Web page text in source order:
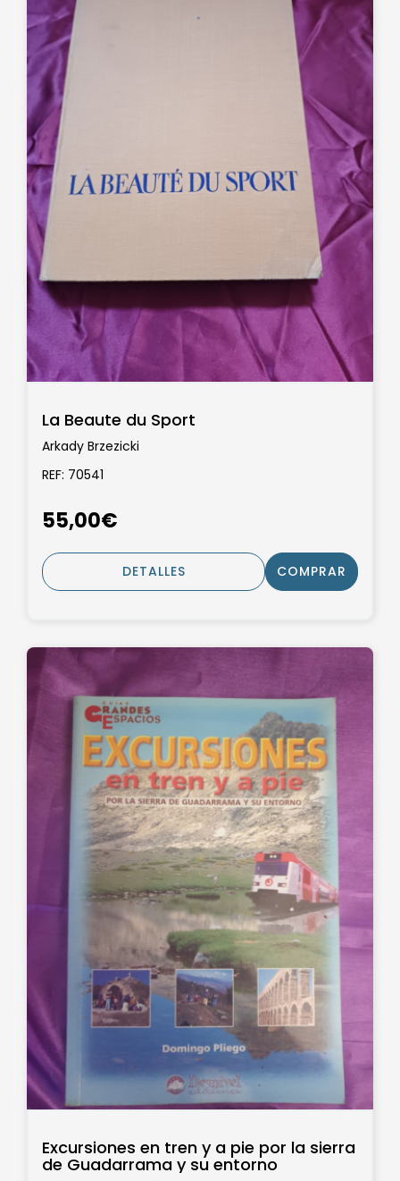
La Beaute du Sport
Arkady Brzezicki
REF: 70541
55,00€
DETALLES COMPRAR
Excursiones en tren y a pie por la sierra
de Guadarrama y su entorno